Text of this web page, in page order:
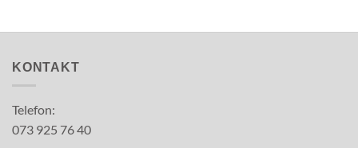
KONTAKT
Telefon:
073 925 76 40